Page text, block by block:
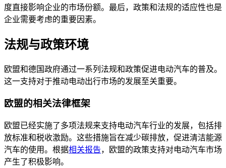
度直接影响企业的市场份额。最后，政策和法规的适应性也是
企业需要考虑的重要因素。
法规与政策环境
欧盟和德国政府通过一系列法规和政策促进电动汽车的普及。
这一支持对于推动电动出行市场的发展至关重要。
欧盟的相关法律框架
欧盟已经实施了多项法规来支持电动汽车行业的发展，包括排
放标准和税收激励。这些措施旨在减少碳排放，促进清洁能源
汽车的使用。根据相关报告，欧盟的政策支持对电动汽车市场
产生了积极影响。